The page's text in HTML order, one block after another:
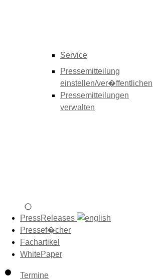
Service
Pressemitteilung
einstellen/ver�ffentlichen
Pressemitteilungen
verwalten
PressReleases
Pressef�cher
Fachartikel
WhitePaper
Termine